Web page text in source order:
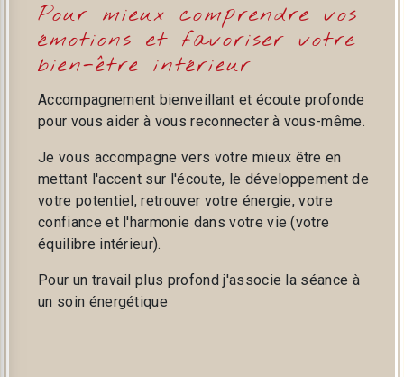
Pour mieux comprendre vos
émotions et favoriser votre
bien-être intérieur
Accompagnement bienveillant et écoute profonde
pour vous aider à vous reconnecter à vous-même.
Je vous accompagne vers votre mieux être en
mettant l'accent sur l'écoute, le développement de
votre potentiel, retrouver votre énergie, votre
confiance et l'harmonie dans votre vie (votre
équilibre intérieur).
Pour un travail plus profond j'associe la séance à
un soin énergétique